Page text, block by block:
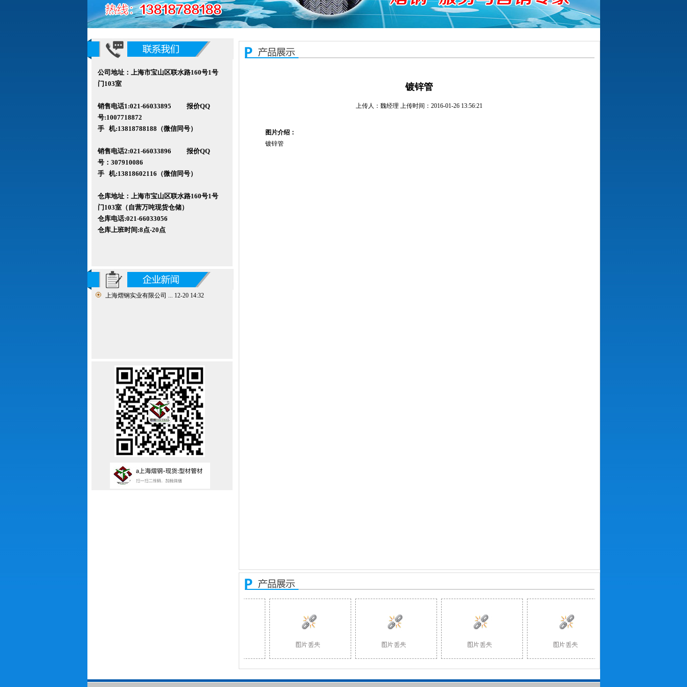
公司地址：上海市宝山区联水路160号1号
门103室
销售电话1:021-66033895 报价QQ
号:1007718872
手 机:13818788188（微信同号）
销售电话2:021-66033896 报价QQ
号：307910086
手 机:13818602116 （微信同号）
仓库地址：上海市宝山区联水路160号1号
门103室（自营万吨现货仓储）
仓库电话:021-66033056
仓库上班时间:8点-20点
上海熠钢实业有限公司 ... 12-20 14:32
镀锌管
上传人：魏经理 上传时间：2016-01-26 13:56:21
图片介绍：
镀锌管